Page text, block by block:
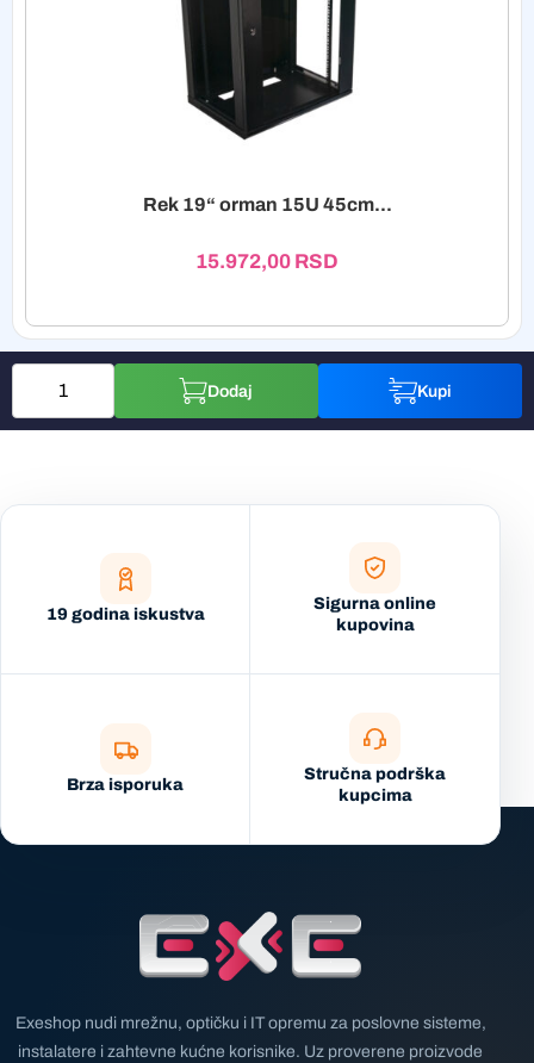
Rek 19“ orman 15U 45cm...
15.972,00 RSD
Dodaj Kupi
19 godina iskustva
Sigurna online
kupovina
Brza isporuka
Stručna podrška
kupcima
Exeshop nudi mrežnu, optičku i IT opremu za poslovne sisteme,
instalatere i zahtevne kućne korisnike. Uz proverene proizvode